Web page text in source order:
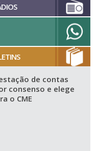
de contas
consenso e elege
o CME